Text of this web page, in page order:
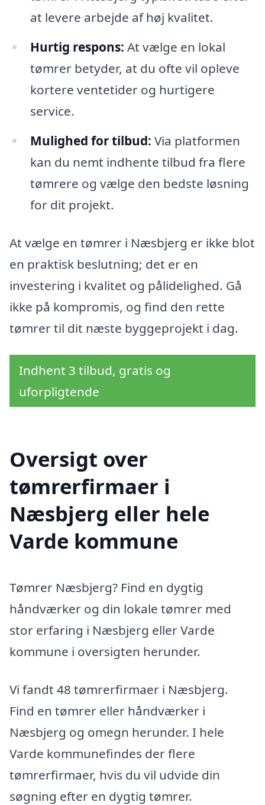
at levere arbejde af høj kvalitet.
Hurtig respons: At vælge en lokal
tømrer betyder, at du ofte vil opleve
kortere ventetider og hurtigere
service.
Mulighed for tilbud: Via platformen
kan du nemt indhente tilbud fra flere
tømrere og vælge den bedste løsning
for dit projekt.
At vælge en tømrer i Næsbjerg er ikke blot
en praktisk beslutning; det er en
investering i kvalitet og pålidelighed. Gå
ikke på kompromis, og find den rette
tømrer til dit næste byggeprojekt i dag.
Indhent 3 tilbud, gratis og
uforpligtende
Oversigt over
tømrerfirmaer i
Næsbjerg eller hele
Varde kommune
Tømrer Næsbjerg? Find en dygtig
håndværker og din lokale tømrer med
stor erfaring i Næsbjerg eller Varde
kommune i oversigten herunder.
Vi fandt 48 tømrerfirmaer i Næsbjerg.
Find en tømrer eller håndværker i
Næsbjerg og omegn herunder. I hele
Varde kommunefindes der flere
tømrerfirmaer, hvis du vil udvide din
søgning efter en dygtig tømrer.